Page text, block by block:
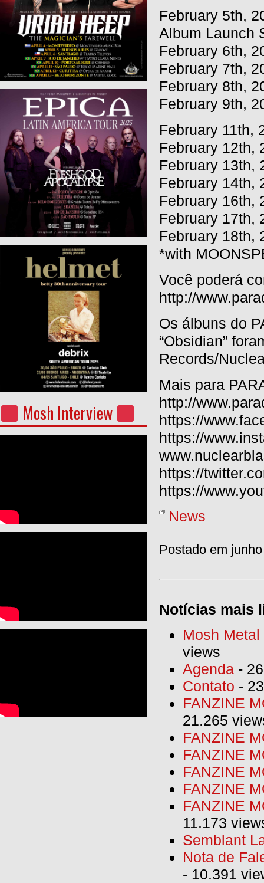
Mosh Interview
February 5th,
Album Launch
February 6th,
February 7th,
February 8th,
February 9th,
February 11th,
February 12th,
February 13th,
February 14th,
February 16th,
February 17th,
February 18th,
*with
Você poderá
http://
Os álbuns do
“Obsidian”
Records/
Mais para
http://
https://
https://
https://
https://
News
Postado em
Notícias mais
Mosh
views
Agenda -
Contato -
FANZINE
21.265
FANZINE
FANZINE
FANZINE
FANZINE
FANZINE
11.173
Semblant
Nota de
- 10.391